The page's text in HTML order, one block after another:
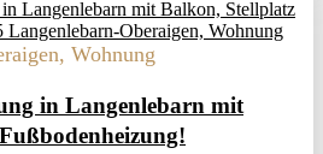
Wohnung
in Langenlebarn mit